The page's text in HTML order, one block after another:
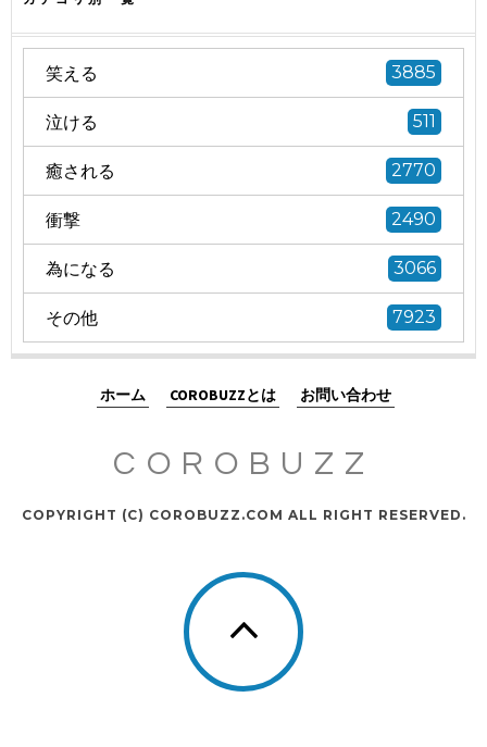
笑える 3885
泣ける 511
癒される 2770
衝撃 2490
為になる 3066
その他 7923
ホーム COROBUZZとは お問い合わせ
COROBUZZ
COPYRIGHT (C) COROBUZZ.COM ALL RIGHT RESERVED.